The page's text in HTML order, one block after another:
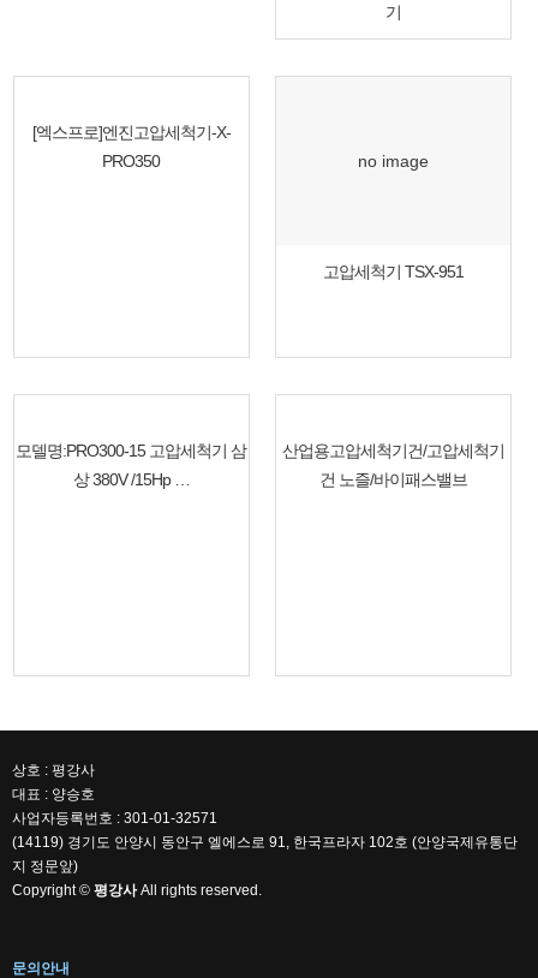
기
[엑스프로]엔진고압세척기-X-
PRO350
no image
고압세척기 TSX-951
모델명:PRO300-15 고압세척기 삼
상 380V /15Hp …
산업용고압세척기건/고압세척기
건 노즐/바이패스밸브
상호 : 평강사
대표 : 양승호
사업자등록번호 : 301-01-32571
(14119) 경기도 안양시 동안구 엘에스로 91, 한국프라자 102호 (안양국제유통단
지 정문앞)
Copyright © 평강사All rights reserved.
문의안내